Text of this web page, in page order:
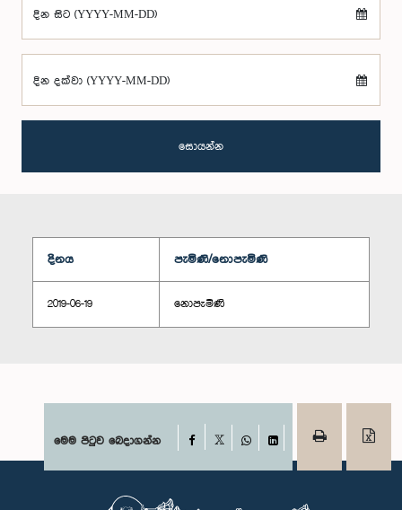
දින සිට (YYYY-MM-DD)
දින දක්වා (YYYY-MM-DD)
සොයන්න
දිනය පැමිණි/නොපැමිණි
2019-06-19 නොපැමිණි
මෙම පිටුව බෙදාගන්න Facebook
WhatsAppLinkedIn